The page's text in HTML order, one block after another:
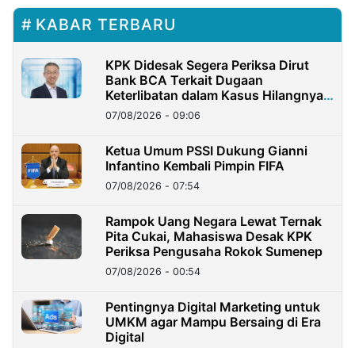
KABAR TERBARU
KPK Didesak Segera Periksa Dirut
Bank BCA Terkait Dugaan
Keterlibatan dalam Kasus Hilangnya
Dana Nasabah Rp2,58 Miliar
07/08/2026 - 09:06
Ketua Umum PSSI Dukung Gianni
Infantino Kembali Pimpin FIFA
07/08/2026 - 07:54
Rampok Uang Negara Lewat Ternak
Pita Cukai, Mahasiswa Desak KPK
Periksa Pengusaha Rokok Sumenep
07/08/2026 - 00:54
Pentingnya Digital Marketing untuk
UMKM agar Mampu Bersaing di Era
Digital